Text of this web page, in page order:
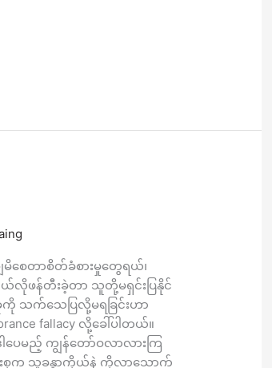
စေတာစိတ်ခံစားမှုတွေရယ်၊
လိုဖန်တီးခဲ့တာ သူတို့မရှင်းပြနိုင်
သက်သေပြလို့မရခြင်းဟာ
fallacy လို့ခေါ်ပါတယ်။
မည့် ကျွန်တော်ဝလာလားကြ
စုက သူ့ခန္ဓာကိုယ်နဲ့ ကိုလာသောက်